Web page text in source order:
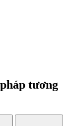
tương